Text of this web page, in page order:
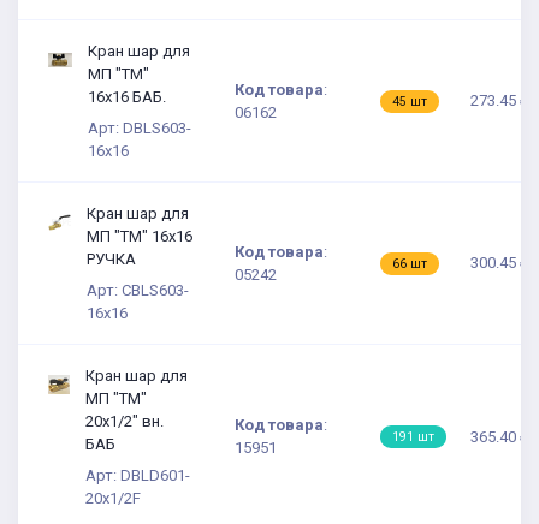
Кран шар для
МП "TM"
16х16 БАБ.
Арт: DBLS603-
16x16
Код товара:
06162
45 шт 273.45 ₽
Кран шар для
МП "TM" 16х16
РУЧКА
Арт: CBLS603-
16x16
Код товара:
05242
66 шт 300.45 ₽
Кран шар для
МП "TM"
20х1/2" вн.
БАБ
Арт: DBLD601-
20x1/2F
Код товара:
15951
191 шт 365.40 ₽